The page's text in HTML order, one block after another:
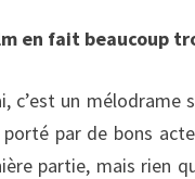
en fait beaucoup
c’est un mélodrame
par de bons
partie, mais rien